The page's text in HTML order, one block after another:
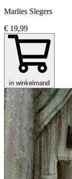
Marlies Slegers
€ 19,99
in winkelmand